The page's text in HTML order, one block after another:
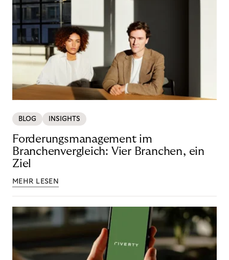
BLOG INSIGHTS
Forderungsmanagement im
Branchenvergleich: Vier Branchen, ein
Ziel
MEHR LESEN